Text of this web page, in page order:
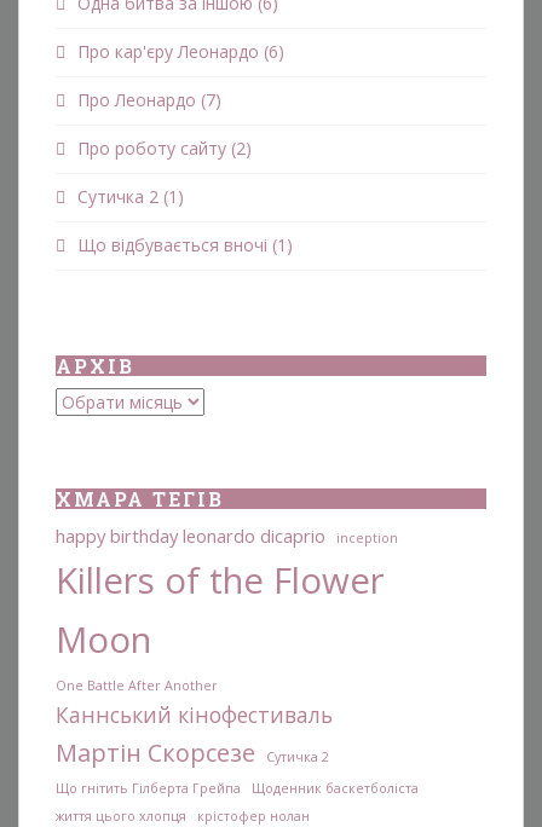
Про кар'єру Леонардо (6)
Про Леонардо (7)
Про роботу сайту (2)
Сутичка 2 (1)
Що відбувається вночі (1)
АРХІВ
Архіви
ХМАРА ТЕГІВ
happy birthday leonardo dicaprio inception
Killers of the Flower
Moon
One Battle After Another
Каннський кінофестиваль
Мартін Скорсезе
Сутичка 2
Що гнітить Гілберта Грейпа
Щоденник баскетболіста
життя цього хлопця
крістофер нолан